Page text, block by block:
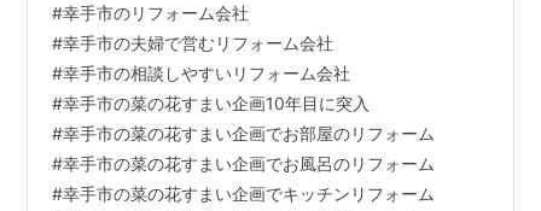
シ・アルミ雨戸に交換する工事。しかも4窓。 工事途中
に追加で外壁の張替え工事も。 これは初めて経験した工
事で本当に勉強になりました。 お客様からも了解を頂い
ているので後日HPの施工事例に 掲載できると思います
が、夫婦で苦労しました。 何が大変だったか。 木造建築
の基本はわかって…
#幸手市のリフォーム会社
#幸手市の夫婦で営むリフォーム会社
#幸手市の相談しやすいリフォーム会社
#幸手市の菜の花すまい企画10年目に突入
#幸手市の菜の花すまい企画でお部屋のリフォーム
#幸手市の菜の花すまい企画でお風呂のリフォーム
#幸手市の菜の花すまい企画でキッチンリフォーム